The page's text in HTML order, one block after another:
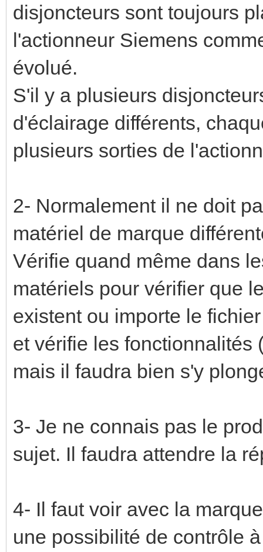
disjoncteurs sont toujours
l'actionneur Siemens
évolué.
S'il y a plusieurs
d'éclairage différents,
plusieurs sorties de
2- Normalement il ne doit
matériel de marque
Vérifie quand même dans
matériels pour vérifier que
existent ou importe le
et vérifie les fonctionnalités
mais il faudra bien s'y
3- Je ne connais pas le
sujet. Il faudra attendre la
4- Il faut voir avec la
une possibilité de contrôle